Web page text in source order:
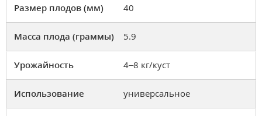
Размер плодов (мм) 40
Масса плода (граммы) 5.9
Урожайность 4–8 кг/куст
Использование универсальное